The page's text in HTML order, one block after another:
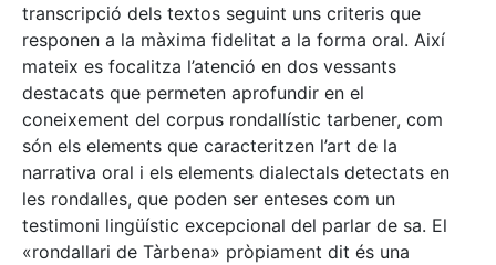
transcripció dels textos seguint uns criteris que
responen a la màxima fidelitat a la forma oral. Així
mateix es focalitza l’atenció en dos vessants
destacats que permeten aprofundir en el
coneixement del corpus rondallístic tarbener, com
són els elements que caracteritzen l’art de la
narrativa oral i els elements dialectals detectats en
les rondalles, que poden ser enteses com un
testimoni lingüístic excepcional del parlar de sa. El
«rondallari de Tàrbena» pròpiament dit és una